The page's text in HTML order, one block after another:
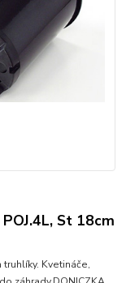
St 18cm
Kvetináče,